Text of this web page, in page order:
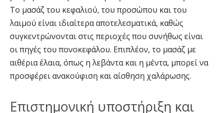
Το μασάζ του κεφαλιού, του προσώπου και του
λαιμού είναι ιδιαίτερα αποτελεσματικά, καθώς
συγκεντρώνονται στις περιοχές που συνήθως είναι
οι πηγές του πονοκεφάλου. Επιπλέον, το μασάζ με
αιθέρια έλαια, όπως η λεβάντα και η μέντα, μπορεί να
προσφέρει ανακούφιση και αίσθηση χαλάρωσης.
Επιστημονική υποστήριξη και